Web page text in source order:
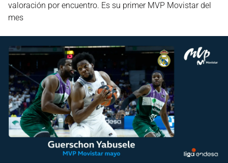
valoración por encuentro. Es su primer MVP Movistar del
mes